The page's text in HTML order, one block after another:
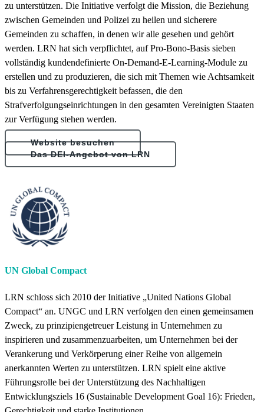
zu unterstützen. Die Initiative verfolgt die Mission, die Beziehung
zwischen Gemeinden und Polizei zu heilen und sicherere
Gemeinden zu schaffen, in denen wir alle gesehen und gehört
werden. LRN hat sich verpflichtet, auf Pro-Bono-Basis sieben
vollständig kundendefinierte On-Demand-E-Learning-Module zu
erstellen und zu produzieren, die sich mit Themen wie Achtsamkeit
bis zu Verfahrensgerechtigkeit befassen, die den
Strafverfolgungseinrichtungen in den gesamten Vereinigten Staaten
zur Verfügung stehen werden.
Website besuchen
Das DEI-Angebot von LRN
UN Global Compact
LRN schloss sich 2010 der Initiative „United Nations Global
Compact“ an. UNGC und LRN verfolgen den einen gemeinsamen
Zweck, zu prinzipiengetreuer Leistung in Unternehmen zu
inspirieren und zusammenzuarbeiten, um Unternehmen bei der
Verankerung und Verkörperung einer Reihe von allgemein
anerkannten Werten zu unterstützen. LRN spielt eine aktive
Führungsrolle bei der Unterstützung des Nachhaltigen
Entwicklungsziels 16 (Sustainable Development Goal 16): Frieden,